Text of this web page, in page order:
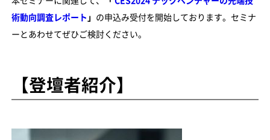
術動向調査レポート 」 の申込み受付を開始しております。セミナ
ーとあわせてぜひご検討ください。
【登壇者紹介】